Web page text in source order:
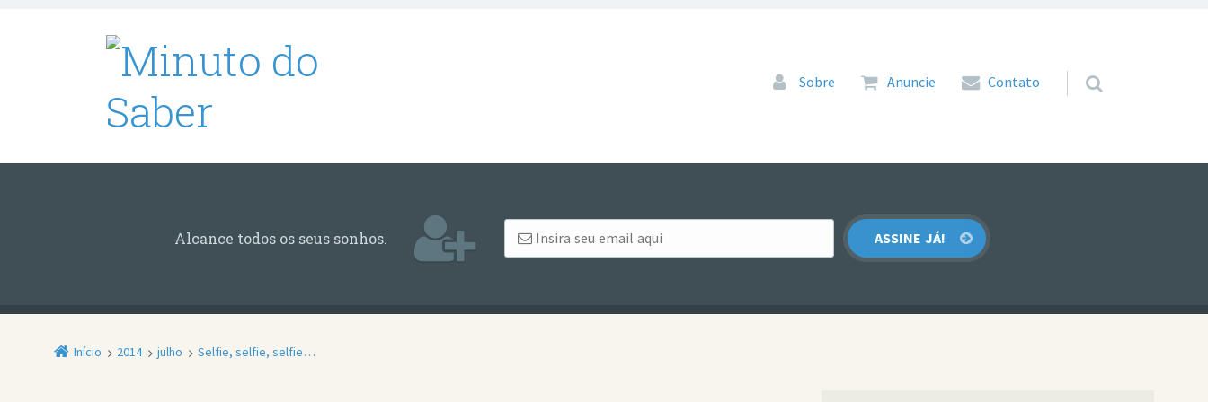
Pular para o conteúdo
Sobre Anuncie Contato
Alcance todos os seus sonhos.
Início 2014 julho Selfie, selfie, selfie…